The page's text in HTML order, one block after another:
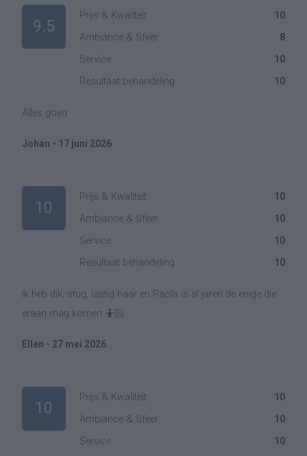
9.5
Prijs & Kwaliteit
10
Ambiance & Sfeer
8
Service
10
Resultaat behandeling
10
Alles goed
Johan - 17 juni 2026
10
Prijs & Kwaliteit
10
Ambiance & Sfeer
10
Service
10
Resultaat behandeling
10
Ik heb dik, stug, lastig haar en Paola is al jaren de enige die
eraan mag komen 🤷🏻
Ellen - 27 mei 2026
10
Prijs & Kwaliteit
10
Ambiance & Sfeer
10
Service
10